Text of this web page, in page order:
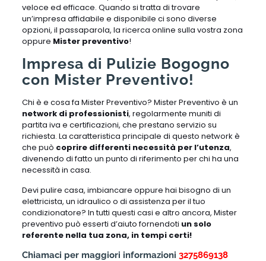
veloce ed efficace. Quando si tratta di trovare
un’impresa affidabile e disponibile ci sono diverse
opzioni, il passaparola, la ricerca online sulla vostra zona
oppure Mister preventivo!
Impresa di Pulizie Bogogno
con Mister Preventivo!
Chi è e cosa fa Mister Preventivo? Mister Preventivo è un
network di professionisti, regolarmente muniti di
partita iva e certificazioni, che prestano servizio su
richiesta. La caratteristica principale di questo network è
che può coprire differenti necessità per l’utenza,
divenendo di fatto un punto di riferimento per chi ha una
necessità in casa.
Devi pulire casa, imbiancare oppure hai bisogno di un
elettricista, un idraulico o di assistenza per il tuo
condizionatore? In tutti questi casi e altro ancora, Mister
preventivo può esserti d’aiuto fornendoti un solo
referente nella tua zona, in tempi certi!
Chiamaci per maggiori informazioni 3275869138